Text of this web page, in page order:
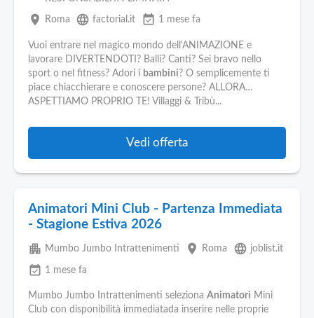
place Roma language factorial.it event_available 1 mese fa
Vuoi entrare nel magico mondo dell'ANIMAZIONE e
lavorare DIVERTENDOTI? Balli? Canti? Sei bravo nello
sport o nel fitness? Adori i bambini ? O semplicemente ti
piace chiacchierare e conoscere persone? ALLORA…
ASPETTIAMO PROPRIO TE! Villaggi & Tribù...
Vedi offerta
Animatori Mini Club - Partenza Immediata
- Stagione Estiva 2026
apartment Mumbo Jumbo Intrattenimenti place Roma language joblist.it
event_available 1 mese fa
Mumbo Jumbo Intrattenimenti seleziona Animatori Mini
Club con disponibilità immediatada inserire nelle proprie